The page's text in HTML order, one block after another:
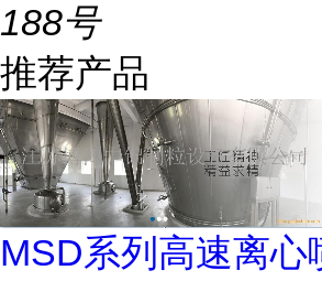
188号
推荐产品
MSD系列高速离心